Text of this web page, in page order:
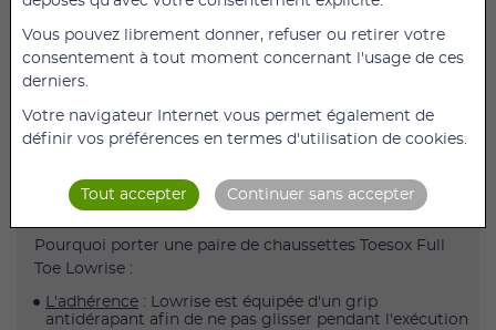
mouvements.
Lowrise est une chaussette de Pilates à orteils pleins
mais séparés pour épouser parfaitement votre
morphologie.
M : (39 - 42,5)
Pourquoi porter une paire de chaussettes Toesox Full
Toe Lowrise :
L'adhérence : Lowrise est équipée d'un grip
antidérapant afin de ne pas glisser pendant l'exécution
Vous pouvez librement donner, refuser ou retirer votre
consentement à tout moment concernant l'usage de ces
derniers.
Votre navigateur Internet vous permet également de
définir vos préférences en termes d'utilisation de cookies.
Tout accepter Continuer sans accepter